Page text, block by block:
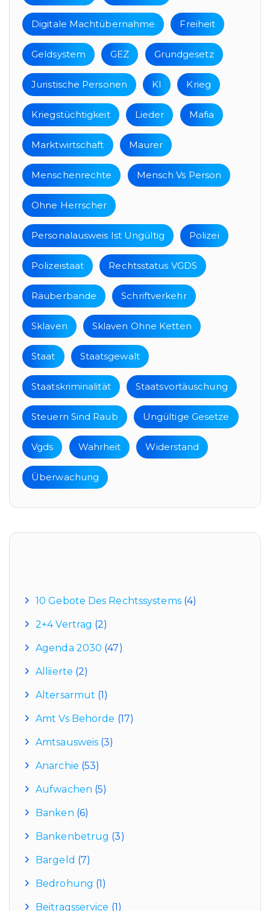
Digitale Machtübernahme Freiheit
Geldsystem GEZ Grundgesetz
Juristische Personen KI Krieg
Kriegstüchtigkeit Lieder Mafia
Marktwirtschaft Maurer
Menschenrechte Mensch Vs Person
Ohne Herrscher
Personalausweis Ist Ungültig Polizei
Polizeistaat Rechtsstatus VGDS
Räuberbande Schriftverkehr
Sklaven Sklaven Ohne Ketten
Staat Staatsgewalt
Staatskriminalität Staatsvortäuschung
Steuern Sind Raub Ungültige Gesetze
Vgds Wahrheit Widerstand
Überwachung
10 Gebote Des Rechtssystems(4)
2+4 Vertrag (2)
Agenda 2030 (47)
Alliierte (2)
Altersarmut (1)
Amt Vs Behörde (17)
Amtsausweis (3)
Anarchie (53)
Aufwachen (5)
Banken (6)
Bankenbetrug (3)
Bargeld (7)
Bedrohung (1)
Beitragsservice (1)